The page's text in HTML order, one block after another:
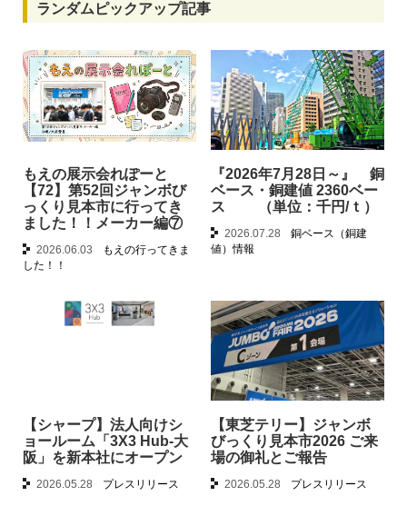
ランダムピックアップ記事
もえの展示会れぽーと
【72】第52回ジャンボび
っくり見本市に行ってき
ました！！メーカー編⑦
2026.06.03
もえの行ってきま
した！！
『2026年7月28日～』 銅
ベース・銅建値 2360ベー
ス （単位：千円/ｔ）
2026.07.28
銅ベース（銅建
値）情報
【シャープ】法人向けシ
ョールーム「3X3 Hub-大
阪」を新本社にオープン
2026.05.28 プレスリリース
【東芝テリー】ジャンボ
びっくり見本市2026 ご来
場の御礼とご報告
2026.05.28 プレスリリース